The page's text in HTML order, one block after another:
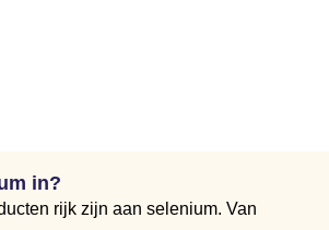
in?
rijk zijn aan selenium. Van